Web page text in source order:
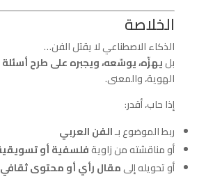
الخلاصة
الذكاء الاصطناعي لا يقتل الفن…
بليهزّه، يوسّعه، ويجبره على طرح
الهوية، والمعنى.
إذا حاب، أقدر:
ربط الموضوع بـالفن العربي
أو مناقشته من زاويةفلسفية أو
أو تحويله إلىمقال رأي أو محتوى ثقافي